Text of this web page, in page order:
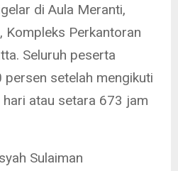
di Aula Meranti,
Kompleks Perkantoran
Seluruh peserta
persen setelah mengikuti
atau setara 673 jam
Sulaiman